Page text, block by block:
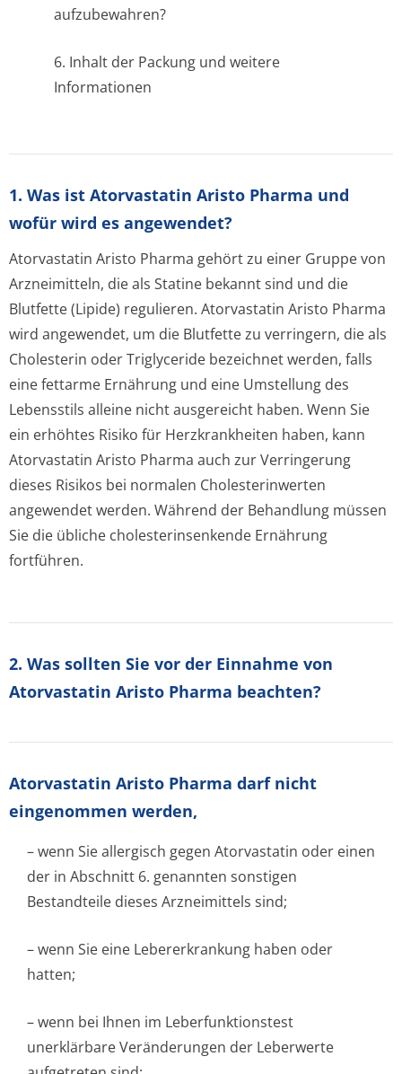
aufzubewahren?
6. Inhalt der Packung und weitere
Informationen
1. Was ist Atorvastatin Aristo Pharma und
wofür wird es angewendet?
Atorvastatin Aristo Pharma gehört zu einer Gruppe von
Arzneimitteln, die als Statine bekannt sind und die
Blutfette (Lipide) regulieren. Atorvastatin Aristo Pharma
wird angewendet, um die Blutfette zu verringern, die als
Cholesterin oder Triglyceride bezeichnet werden, falls
eine fettarme Ernährung und eine Umstellung des
Lebensstils alleine nicht ausgereicht haben. Wenn Sie
ein erhöhtes Risiko für Herzkrankheiten haben, kann
Atorvastatin Aristo Pharma auch zur Verringerung
dieses Risikos bei normalen Cholesterinwerten
angewendet werden. Während der Behandlung müssen
Sie die übliche cholesterinsenkende Ernährung
fortführen.
2. Was sollten Sie vor der Einnahme von
Atorvastatin Aristo Pharma beachten?
Atorvastatin Aristo Pharma darf nicht
eingenommen werden,
– wenn Sie allergisch gegen Atorvastatin oder einen
der in Abschnitt 6. genannten sonstigen
Bestandteile dieses Arzneimittels sind;
– wenn Sie eine Lebererkrankung haben oder
hatten;
– wenn bei Ihnen im Leberfunktionstest
unerklärbare Veränderungen der Leberwerte